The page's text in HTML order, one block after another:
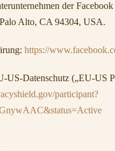
der
Alto, CA 94304, USA.
https://
US-Datenschutz („EU-US
participant?